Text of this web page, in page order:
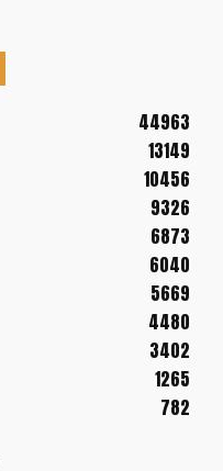
44963
13149
10456
9326
6873
6040
5669
4480
3402
1265
782